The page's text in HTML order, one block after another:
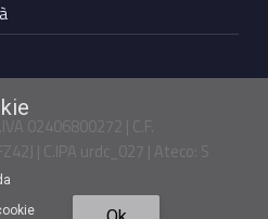
02406800272 | C.F.
| C.IPA urdc_027 | Ateco: S